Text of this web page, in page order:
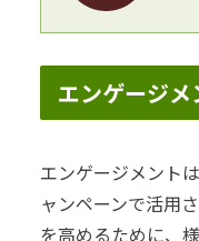
エンゲージ
エンゲージメント
ャンペーンで活用
を高めるために、